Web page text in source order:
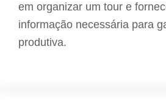
em organizar um tour e
informação necessária para
produtiva.